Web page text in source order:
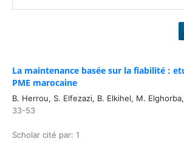
La maintenance basée sur la fiabilité :
PME marocaine
B. Herrou, S. Elfezazi, B. Elkihel, M.
33-53
Scholar cité par: 1